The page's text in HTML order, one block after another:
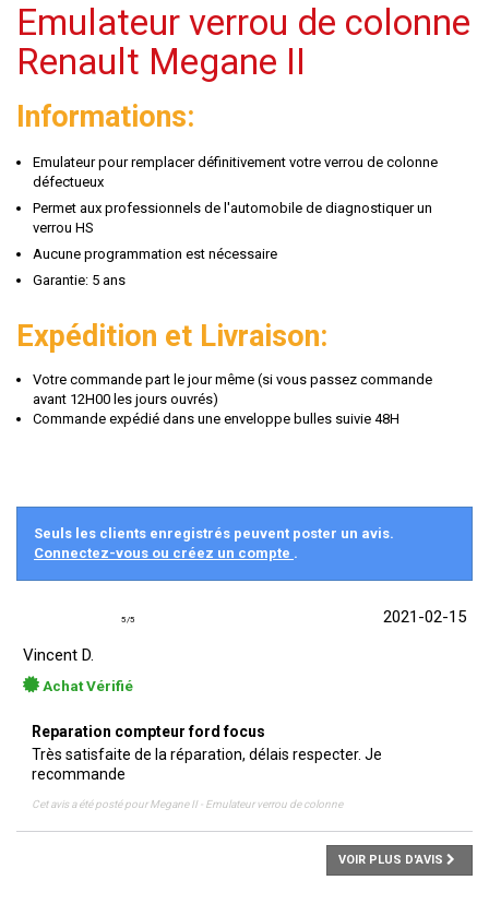
Emulateur verrou de colonne
Renault Megane II
Informations:
Emulateur pour remplacer définitivement votre verrou de colonne
défectueux
Permet aux professionnels de l'automobile de diagnostiquer un
verrou HS
Aucune programmation est nécessaire
Garantie: 5 ans
Expédition et Livraison:
Votre commande part le jour même (si vous passez commande
avant 12H00 les jours ouvrés)
Commande expédié dans une enveloppe bulles suivie 48H
Seuls les clients enregistrés peuvent poster un avis.
Connectez-vous ou créez un compte .
5/5
2021-02-15
Vincent D.
Achat Vérifié
Reparation compteur ford focus
Très satisfaite de la réparation, délais respecter. Je
recommande
Cet avis a été posté pourMegane II - Emulateur verrou de colonne
VOIR PLUS D'AVIS